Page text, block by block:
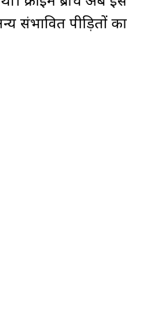
संभावित पीड़ितों का